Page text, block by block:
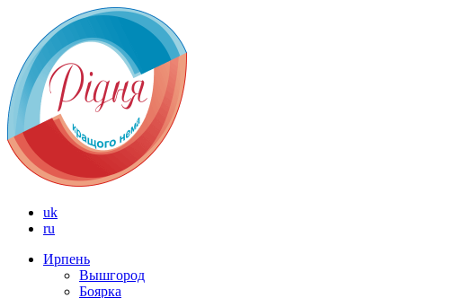
uk
ru
Ирпень
Вышгород
Боярка